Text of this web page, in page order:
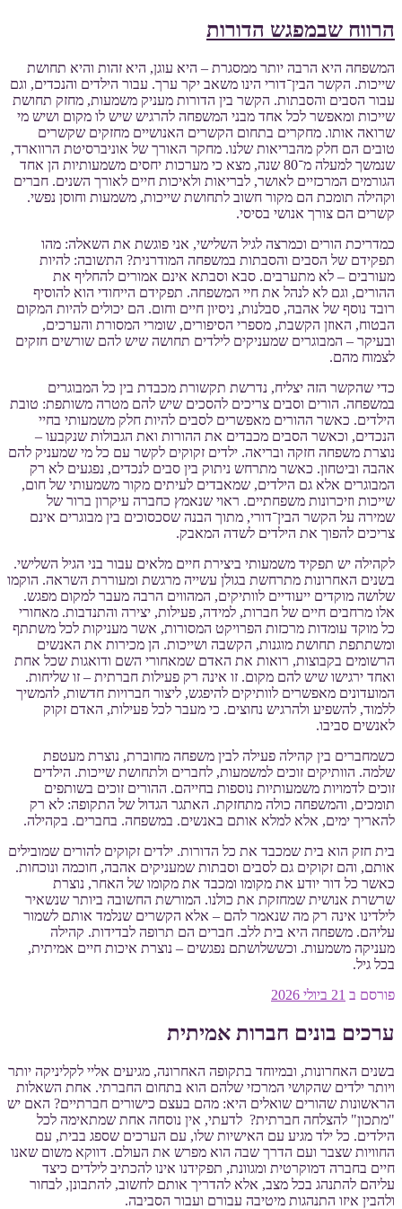
הרווח שבמפגש הדורות
המשפחה היא הרבה יותר ממסגרת – היא עוגן, היא זהות והיא תחושת
שייכות. הקשר הבין־דורי הינו משאב יקר ערך. עבור הילדים והנכדים, וגם
עבור הסבים והסבתות. הקשר בין הדורות מעניק משמעות, מחזק תחושת
שייכות ומאפשר לכל אחד מבני המשפחה להרגיש שיש לו מקום ושיש מי
שרואה אותו. מחקרים בתחום הקשרים האנושיים מחזקים שקשרים
טובים הם חלק מהבריאות שלנו. מחקר האורך של אוניברסיטת הרווארד,
שנמשך למעלה מ־80 שנה, מצא כי מערכות יחסים משמעותיות הן אחד
הגורמים המרכזיים לאושר, לבריאות ולאיכות חיים לאורך השנים. חברים
וקהילה תומכת הם מקור חשוב לתחושת שייכות, משמעות וחוסן נפשי.
קשרים הם צורך אנושי בסיסי.
כמדריכת הורים וכמרצה לגיל השלישי, אני פוגשת את השאלה: מהו
תפקידם של הסבים והסבתות במשפחה המודרנית? התשובה: להיות
מעורבים – לא מתערבים. סבא וסבתא אינם אמורים להחליף את
ההורים, וגם לא לנהל את חיי המשפחה. תפקידם הייחודי הוא להוסיף
רובד נוסף של אהבה, סבלנות, ניסיון חיים וחום. הם יכולים להיות המקום
הבטוח, האוזן הקשבת, מספרי הסיפורים, שומרי המסורת והערכים,
ובעיקר – המבוגרים שמעניקים לילדים תחושה שיש להם שורשים חזקים
לצמוח מהם.
כדי שהקשר הזה יצליח, נדרשת תקשורת מכבדת בין כל המבוגרים
במשפחה. הורים וסבים צריכים להסכים שיש להם מטרה משותפת: טובת
הילדים. כאשר ההורים מאפשרים לסבים להיות חלק משמעותי בחיי
הנכדים, וכאשר הסבים מכבדים את ההורות ואת הגבולות שנקבעו –
נוצרת משפחה חזקה ובריאה. ילדים זקוקים לקשר עם כל מי שמעניק להם
אהבה וביטחון. כאשר מתרחש ניתוק בין סבים לנכדים, נפגעים לא רק
המבוגרים אלא גם הילדים, שמאבדים לעיתים מקור משמעותי של חום,
שייכות וזיכרונות משפחתיים. ראוי שנאמץ כחברה עיקרון ברור של
שמירה על הקשר הבין־דורי, מתוך הבנה שסכסוכים בין מבוגרים אינם
צריכים להפוך את הילדים לשדה המאבק.
לקהילה יש תפקיד משמעותי ביצירת חיים מלאים עבור בני הגיל השלישי.
בשנים האחרונות מתרחשת בגולן עשייה מרגשת ומעוררת השראה. הוקמו
שלושה מוקדים ייעודיים לוותיקים, המהווים הרבה מעבר למקום מפגש.
אלו מרחבים חיים של חברות, למידה, פעילות, יצירה והתנדבות. מאחורי
כל מוקד עומדות מרכזות הפרויקט המסורות, אשר מעניקות לכל משתתף
ומשתתפת תחושת מוגנות, הקשבה ושייכות. הן מכירות את האנשים
הרשומים בקבוצות, רואות את האדם שמאחורי השם ודואגות שכל אחת
ואחד ירגישו שיש להם מקום. זו אינה רק פעילות חברתית – זו שליחות.
המועדונים מאפשרים לוותיקים להיפגש, ליצור חברויות חדשות, להמשיך
ללמוד, להשפיע ולהרגיש נחוצים. כי מעבר לכל פעילות, האדם זקוק
לאנשים סביבו.
כשמחברים בין קהילה פעילה לבין משפחה מחוברת, נוצרת מעטפת
שלמה. הוותיקים זוכים למשמעות, לחברים ולתחושת שייכות. הילדים
זוכים לדמויות משמעותיות נוספות בחייהם. ההורים זוכים בשותפים
תומכים, והמשפחה כולה מתחזקת. האתגר הגדול של התקופה: לא רק
להאריך ימים, אלא למלא אותם באנשים. במשפחה. בחברים. בקהילה.
בית חזק הוא בית שמכבד את כל הדורות. ילדים זקוקים להורים שמובילים
אותם, והם זקוקים גם לסבים וסבתות שמעניקים אהבה, חוכמה ונוכחות.
כאשר כל דור יודע את מקומו ומכבד את מקומו של האחר, נוצרת
שרשרת אנושית שמחזקת את כולנו. המורשת החשובה ביותר שנשאיר
לילדינו אינה רק מה שנאמר להם – אלא הקשרים שנלמד אותם לשמור
עליהם. משפחה היא בית ללב. חברים הם תרופה לבדידות. קהילה
מעניקה משמעות. וכששלושתם נפגשים – נוצרת איכות חיים אמיתית,
בכל גיל.
פורסם ב 21 ביולי 2026
ערכים בונים חברות אמיתית
בשנים האחרונות, ובמיוחד בתקופה האחרונה, מגיעים אליי לקליניקה יותר
ויותר ילדים שהקושי המרכזי שלהם הוא בתחום החברתי. אחת השאלות
הראשונות שהורים שואלים היא: מהם בעצם כישורים חברתיים? האם יש
"מתכון" להצלחה חברתית? לדעתי, אין נוסחה אחת שמתאימה לכל
הילדים. כל ילד מגיע עם האישיות שלו, עם הערכים שספג בבית, עם
החוויות שצבר ועם הדרך שבה הוא מפרש את העולם. דווקא משום שאנו
חיים בחברה דמוקרטית ומגוונת, תפקידנו אינו להכתיב לילדים כיצד
עליהם להתנהג בכל מצב, אלא להדריך אותם לחשוב, להתבונן, לבחור
ולהבין איזו התנהגות מיטיבה עבורם ועבור הסביבה.